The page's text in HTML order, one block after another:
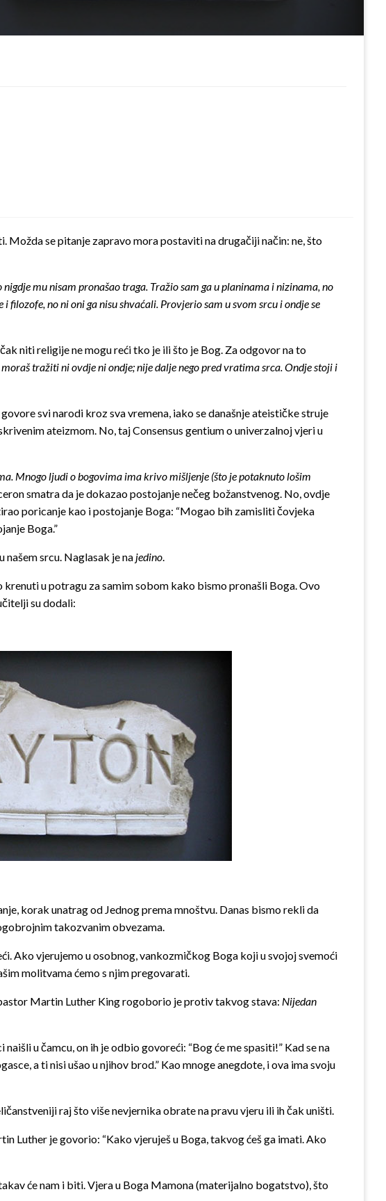
Možda se pitanje zapravo mora postaviti na drugačiji način: ne, što
mu nisam pronašao traga. Tražio sam ga u planinama i nizinama, no
no ni oni ga nisu shvaćali. Provjerio sam u svom srcu i ondje se
niti religije ne mogu reći tko je ili što je Bog. Za odgovor na to
moraš tražiti ni ovdje ni ondje; nije dalje nego pred vratima srca. Ondje stoji i
svi narodi kroz sva vremena, iako se današnje ateističke struje
ateizmom. No, taj Consensus gentium o univerzalnoj vjeri u
Mnogo ljudi o bogovima ima krivo ­mišljenje (što je potaknuto lošim
smatra da je dokazao postojanje nečeg božanstvenog. No, ovdje
poricanje kao i postojanje Boga: “Mogao bih zamisliti čovjeka
Boga.”
srcu. Naglasak je na jedino.
u potragu za samim sobom kako bismo pronašli Boga. Ovo
su dodali:
korak unatrag od Jednog prema mnoštvu. Danas bismo rekli da
takozvanim obvezama.
Ako vjerujemo u osobnog, vankozmičkog Boga koji u svojoj svemoći
molitvama ćemo s njim pregovarati.
Martin Luther King rogoborio je protiv takvog stava: Nijedan
u čamcu, on ih je odbio govoreći: “Bog će me spasiti!” Kad se na
a ti nisi ušao u njihov brod.” Kao mnoge anegdote, i ova ima svoju
raj što više nevjernika obrate na pravu vjeru ili ih čak uništi.
Luther je govorio: “Kako vjeruješ u Boga, takvog ćeš ga imati. Ako
će nam i biti. Vjera u Boga Mamona (materijalno bogatstvo), što